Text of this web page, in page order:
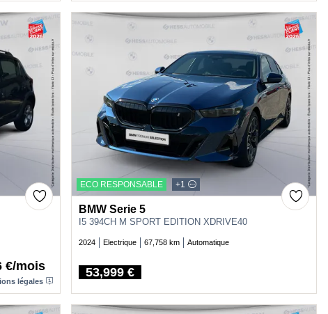
€/mois
légales
ECO RESPONSABLE +1
BMW Serie 5
I5 394CH M SPORT EDITION XDRIVE40
2024 Electrique 67,758 km Automatique
Price
53,999 €